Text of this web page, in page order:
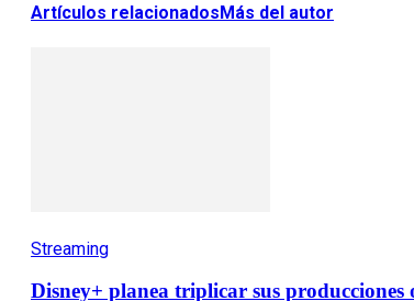
Artículos relacionados Más del autor
Streaming
Disney+ planea triplicar sus producciones